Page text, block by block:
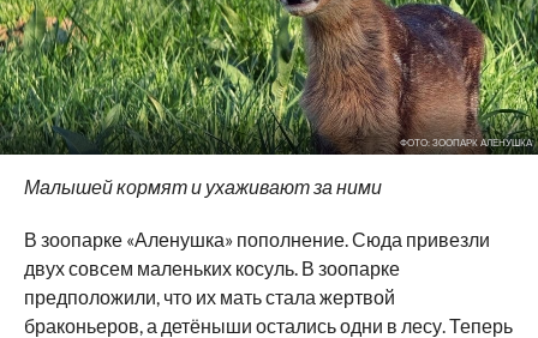
ФОТО: ЗООПАРК АЛЕНУШКА
Малышей кормят и ухаживают за ними
В зоопарке «Аленушка» пополнение. Сюда привезли
двух совсем маленьких косуль. В зоопарке
предположили, что их мать стала жертвой
браконьеров, а детёныши остались одни в лесу. Теперь